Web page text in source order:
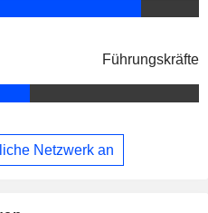
Führungskräfte
Netzwerk an